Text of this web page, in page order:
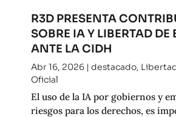
R3D PRESENTA
SOBRE IA Y LIBERTAD DE
ANTE LA CIDH
Abr 16, 2026| destacado,
Oficial
El uso de la IA por gobiernos y
riesgos para los derechos, es